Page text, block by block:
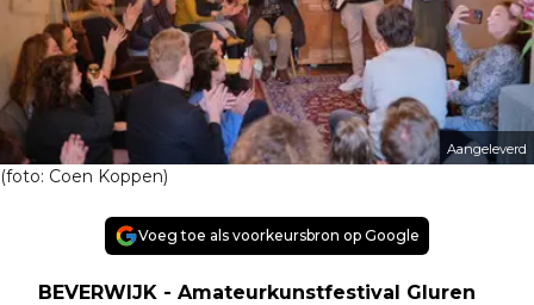
Aangeleverd
(foto: Coen Koppen)
Voeg toe als voorkeursbron op Google
BEVERWIJK - Amateurkunstfestival Gluren